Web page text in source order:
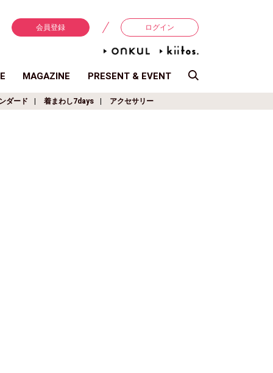
会員登録 ログイン
MAGAZINE PRESENT & EVENT
ダード 着まわし7days アクセサリー